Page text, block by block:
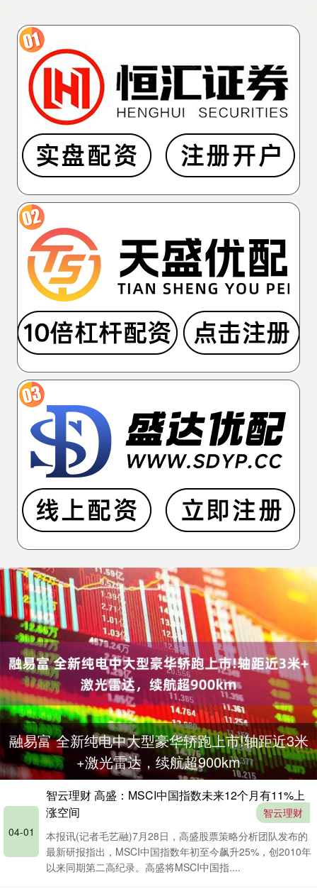
融易富 全新纯电中大型豪华轿跑上市!轴距近3米
+激光雷达，续航超900km
04-01
智云理财 高盛：MSCI中国指数未来12个月有11%上
涨空间
智云理财
本报讯(记者毛艺融)7月28日，高盛股票策略分析团队发布的
最新研报指出，MSCI中国指数年初至今飙升25%，创2010年
以来同期第二高纪录。高盛将MSCI中国指....